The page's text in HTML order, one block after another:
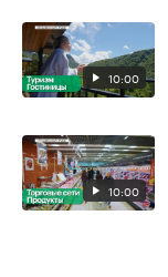
10:00
10:00